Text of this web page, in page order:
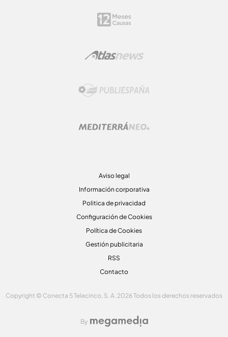
Aviso legal
Información corporativa
Politica de privacidad
Configuración de Cookies
Política de Cookies
Gestión publicitaria
RSS
Contacto
Copyright © Conecta 5 Telecinco, S. A. 2026 Todos los derechos reservados
By